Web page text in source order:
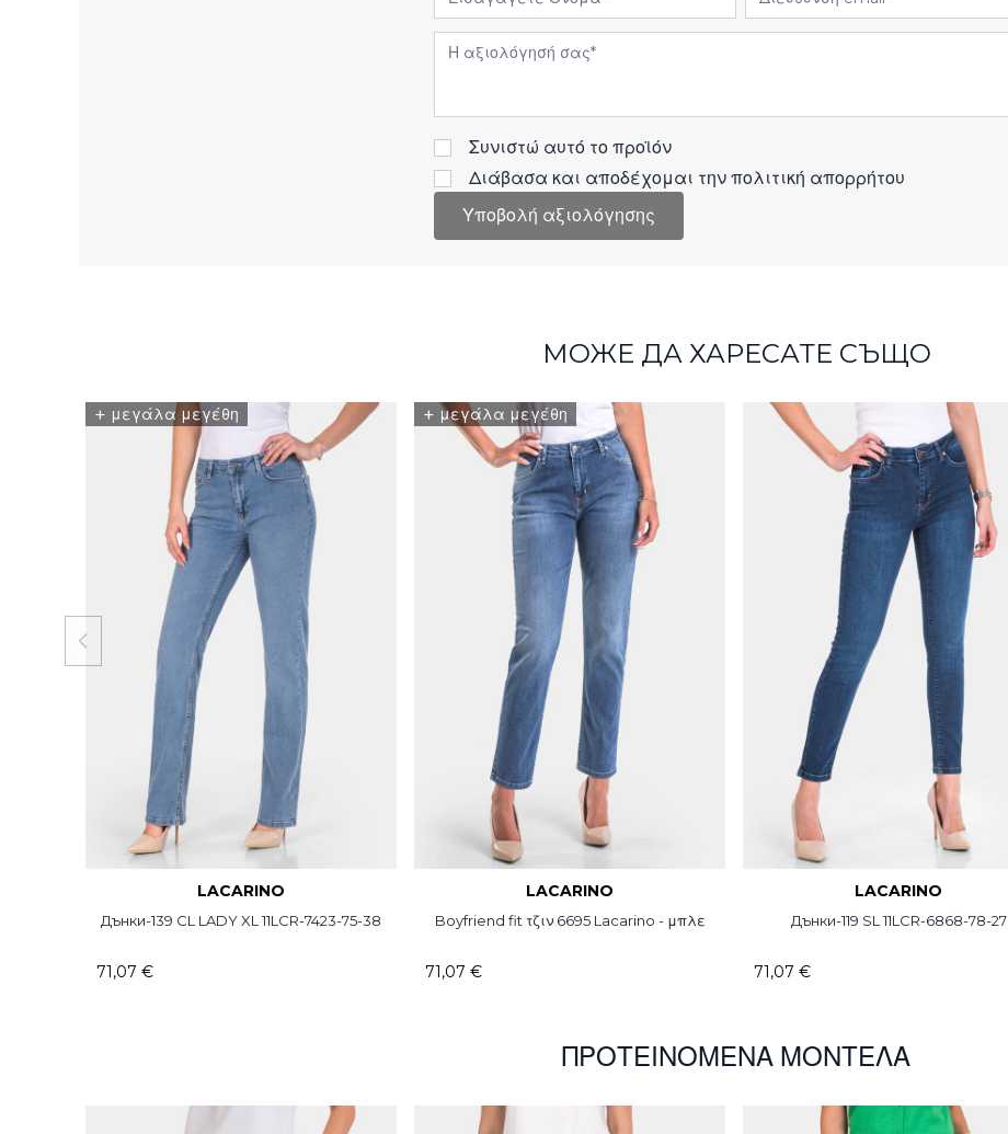
Αξιολόγηση
Συνιστώ αυτό το προϊόν
Διάβασα και αποδέχομαι την πολιτική απορρήτου
Υποβολή αξιολόγησης
МОЖЕ ДА ХАРЕСАТЕ СЪЩО
+ μεγάλα μεγέθη
LACARINO
Дънки-139 CL LADY XL 11LCR-7423-75-38
71,07 €
+ μεγάλα μεγέθη
LACARINO
Boyfriend fit τζιν 6695 Lacarino - μπλε
71,07 €
LACARINO
Дънки-119 SL 11LCR-6868-78-27
71,07 €
ΠΡΟΤΕΙΝΌΜΕΝΑ ΜΟΝΤΈΛΑ